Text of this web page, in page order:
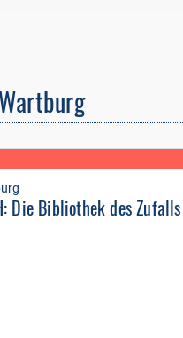
Die Bibliothek des Zufalls